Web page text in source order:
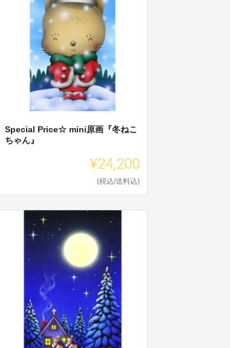
Special Price☆ mini原画『冬ねこ
ちゃん』
¥24,200
(税込/送料込)